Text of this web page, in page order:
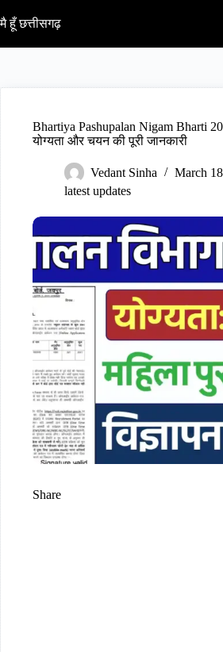
k
p
c
मै हूँ छत्तीसगढ़
Bhartiya Pashupalan Nigam Bharti
योग्यता और चयन की पूरी जानकारी
Vedant Sinha
March
latest updates
Share